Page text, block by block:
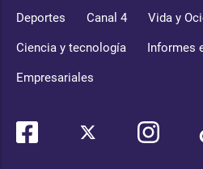
Deportes Canal 4 Vida y
Ciencia y tecnología Informes
Empresariales